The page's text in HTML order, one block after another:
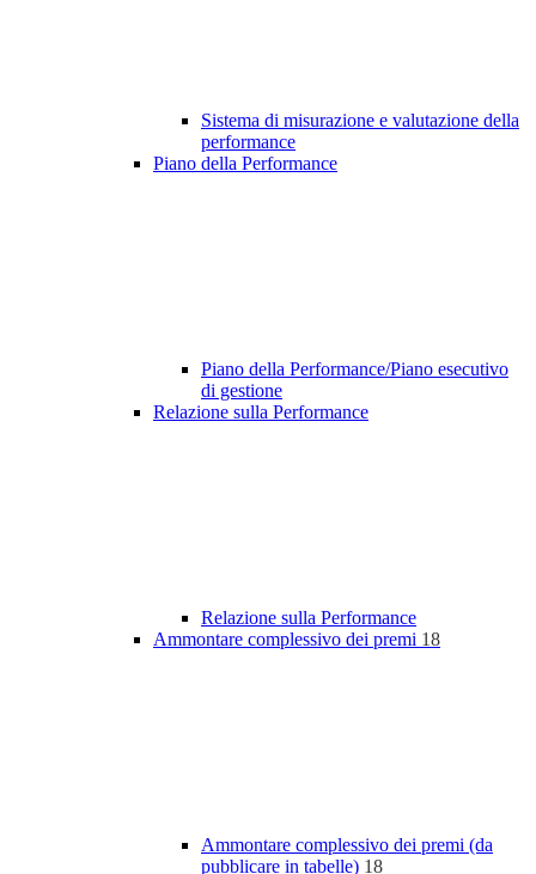
Sistema di misurazione e valutazione della
performance
Piano della Performance
Piano della Performance/Piano esecutivo
di gestione
Relazione sulla Performance
Relazione sulla Performance
Ammontare complessivo dei premi 18
Ammontare complessivo dei premi (da
pubblicare in tabelle) 18